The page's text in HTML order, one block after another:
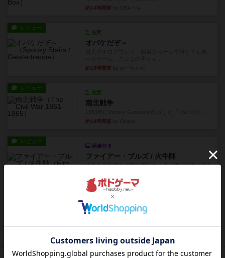
約14時間前
レビュー
充実
オバケだぞ～
約15時間前
レビュー
充実
南北戦争
約18時間前
レビュー
画像付き
ファイアー・ブルズ / 火牛陣
火牛を引き連れて敵を殲滅させる。縦か斜めで前2
約20時間前by うらまこ
フリップ７
カードをめくるかパスをするかを決めてパスした